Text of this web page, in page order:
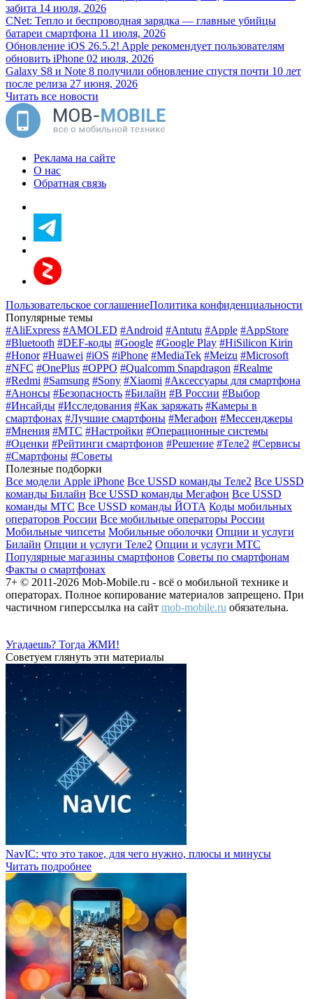
забита 14 июля, 2026
CNet: Тепло и беспроводная зарядка — главные убийцы
батареи смартфона 11 июля, 2026
Обновление iOS 26.5.2! Apple рекомендует пользователям
обновить iPhone 02 июля, 2026
Galaxy S8 и Note 8 получили обновление спустя почти 10 лет
после релиза 27 июня, 2026
Читать все новости
Реклама на сайте
О нас
Обратная связь
Пользовательское соглашениеПолитика конфиденциальности
Популярные темы
#AliExpress #AMOLED #Android #Antutu #Apple #AppStore
#Bluetooth #DEF-коды #Google #Google Play #HiSilicon Kirin
#Honor #Huawei #iOS #iPhone #MediaTek #Meizu #Microsoft
#NFC #OnePlus #OPPO #Qualcomm Snapdragon #Realme
#Redmi #Samsung #Sony #Xiaomi #Аксессуары для смартфона
#Анонсы #Безопасность #Билайн #В России #Выбор
#Инсайды #Исследования #Как заряжать #Камеры в
смартфонах #Лучшие смартфоны #Мегафон #Мессенджеры
#Мнения #МТС #Настройки #Операционные системы
#Оценки #Рейтинги смартфонов #Решение #Теле2 #Сервисы
#Смартфоны #Советы
Полезные подборки
Все модели Apple iPhone Все USSD команды Теле2 Все USSD
команды Билайн Все USSD команды Мегафон Все USSD
команды МТС Все USSD команды ЙОТА Коды мобильных
операторов России Все мобильные операторы России
Мобильные чипсеты Мобильные оболочки Опции и услуги
Билайн Опции и услуги Теле2 Опции и услуги МТС
Популярные магазины смартфонов Советы по смартфонам
Факты о смартфонах
7+ © 2011-2026 Mob-Mobile.ru - всё о мобильной технике и
операторах. Полное копирование материалов запрещено. При
частичном гиперссылка на сайт mob-mobile.ru обязательна.
Угадаешь? Тогда ЖМИ!
Советуем глянуть эти материалы
NavIC: что это такое, для чего нужно, плюсы и минусы
Читать подробнее